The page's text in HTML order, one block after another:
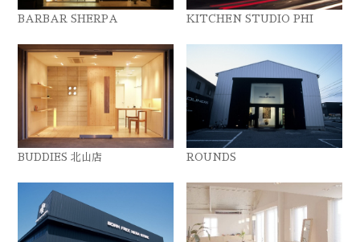
BARBAR SHERPA KITCHEN STUDIO PHI
BUDDIES 北山店 ROUNDS